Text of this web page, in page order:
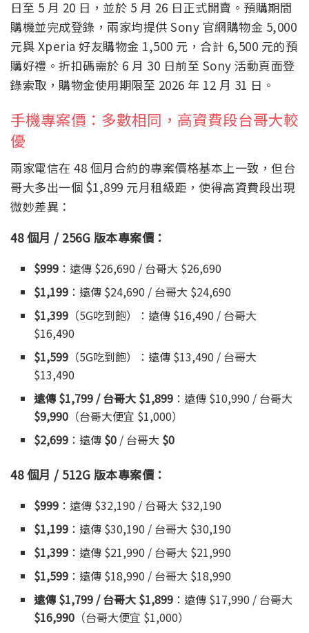
日至 5 月 20 日，並於 5 月 26 日正式開賣。預購期間
購機並完成登錄，兩家均提供 Sony 官網購物金 5,000
元與 Xperia 好友購物金 1,500 元，合計 6,500 元的預
購好禮。折扣碼需於 6 月 30 日前至 Sony 活動頁面登
錄索取，購物金使用期限至 2026 年 12 月 31 日。
手機專案價：多數相同，高資費段台哥大較
優
兩家電信在 48 個月合約的專案價格基本上一致，但台
哥大多出一個 $1,899 元月租級距，使得高資費段出現
微妙差異：
48 個月 / 256G 版本專案價：
$999 ：遠傳 $26,690 / 台哥大 $26,690
$1,199 ：遠傳 $24,690 / 台哥大 $24,690
$1,399 （5G吃到飽）：遠傳 $16,490 / 台哥大
$16,490
$1,599 （5G吃到飽）：遠傳 $13,490 / 台哥大
$13,490
遠傳 $1,799 / 台哥大 $1,899 ：遠傳 $10,990 / 台哥大
$9,990 （台哥大便宜 $1,000）
$2,699 ：遠傳 $0 / 台哥大 $0
48 個月 / 512G 版本專案價：
$999 ：遠傳 $32,190 / 台哥大 $32,190
$1,199 ：遠傳 $30,190 / 台哥大 $30,190
$1,399 ：遠傳 $21,990 / 台哥大 $21,990
$1,599 ：遠傳 $18,990 / 台哥大 $18,990
遠傳 $1,799 / 台哥大 $1,899 ：遠傳 $17,990 / 台哥大
$16,990 （台哥大便宜 $1,000）